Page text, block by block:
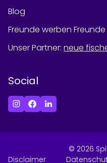
Blog
Freunde werben Freunde
Unser Partner: neue
Social
© 2026
Disclaimer